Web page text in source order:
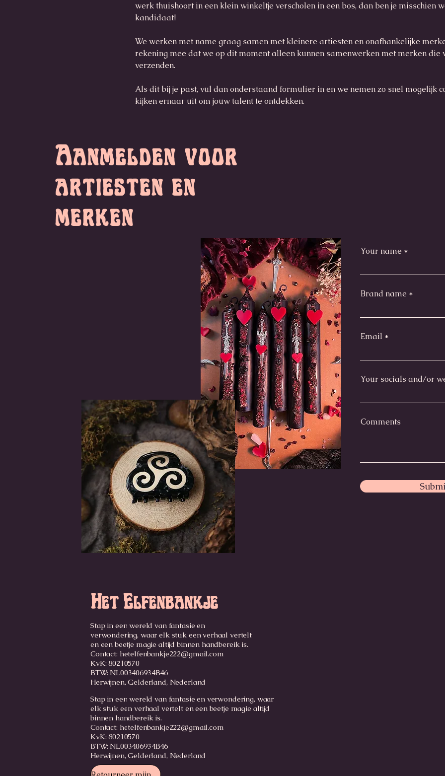
werk thuishoort in een klein winkeltje verscholen in een bos, dan ben je misschien
kandidaat!
We werken met name graag samen met kleinere artiesten en onafhankelijke
rekening mee dat we op dit moment alleen kunnen samenwerken met merken die
verzenden.
Als dit bij je past, vul dan onderstaand formulier in en we nemen zo snel mogelijk
kijken ernaar uit om jouw talent te ontdekken.
Aanmelden voor
artiesten en
merken
Your name
Brand name
Email
Your socials and/or
Comments
Het Elfenbankje
Stap in een wereld van fantasie en
verwondering, waar elk stuk een verhaal vertelt
en een beetje magie altijd binnen handbereik is.
Contact: hetelfenbankje222@gmail.com
KvK: 80210570
BTW: NL003406934B46
Herwijnen, Gelderland, Nederland
Stap in een wereld van fantasie en verwondering, waar
elk stuk een verhaal vertelt en een beetje magie altijd
binnen handbereik is.
Contact: hetelfenbankje222@gmail.com
KvK: 80210570
BTW: NL003406934B46
Herwijnen, Gelderland, Nederland